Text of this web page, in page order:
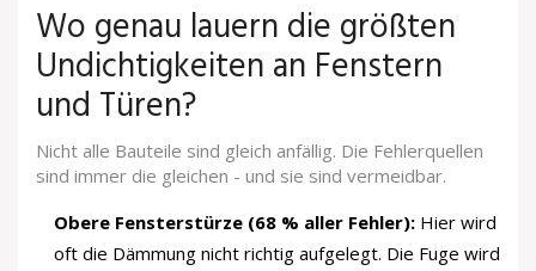
Wo genau lauern die größten
Undichtigkeiten an Fenstern
und Türen?
Nicht alle Bauteile sind gleich anfällig. Die Fehlerquellen
sind immer die gleichen - und sie sind vermeidbar.
Obere Fensterstürze (68 % aller Fehler): Hier wird
oft die Dämmung nicht richtig aufgelegt. Die Fuge wird